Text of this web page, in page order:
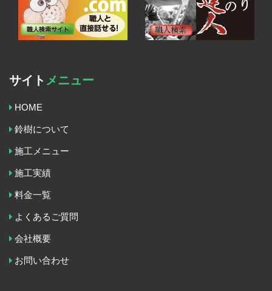
サイト メニュー
HOME
鈴樹について
施工メニュー
施工実績
料金一覧
よくあるご質問
会社概要
お問い合わせ